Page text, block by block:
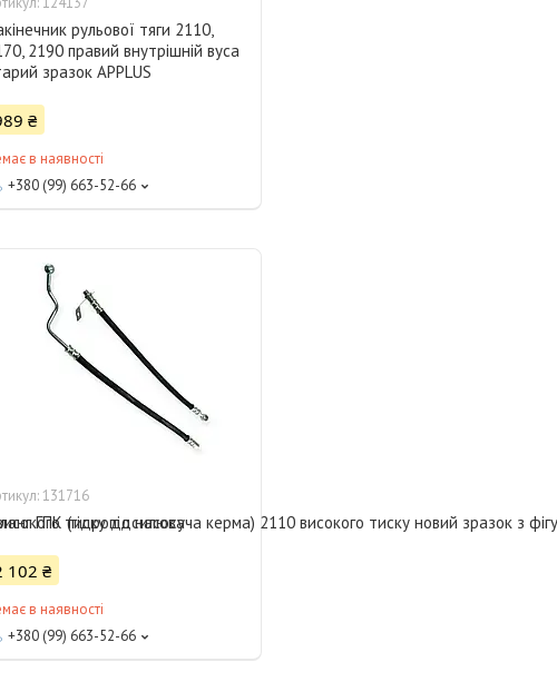
рульової тяги 2110,
2190 правий внутрішній вуса
зразок APPLUS
₴
в наявності
+380 (99) 663-52-66
тиску до насосу
131716
ГПК (гідропідсилювача керма) 2110 високого тиску новий зразок з
102 ₴
в наявності
+380 (99) 663-52-66